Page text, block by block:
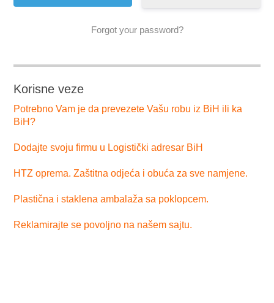
Forgot your password?
Korisne veze
Potrebno Vam je da prevezete Vašu robu iz BiH ili ka
BiH?
Dodajte svoju firmu u Logistički adresar BiH
HTZ oprema. Zaštitna odjeća i obuća za sve namjene.
Plastična i staklena ambalaža sa poklopcem.
Reklamirajte se povoljno na našem sajtu.